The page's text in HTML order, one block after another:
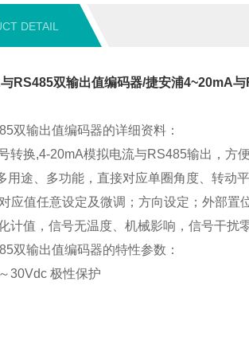
DETAIL
RS485双输出值编码器/捷安浦4~20mA
双输出值编码器的详细资料：
转换,4-20mA模拟电流与RS485输出，方
用途、多功能，直接对应单圈角度、转动平
对应值任意设定及微调；方向设定；外部置
计值，信号无温度、机械影响，信号干扰
双输出值编码器的特性参数：
～30Vdc极性保护